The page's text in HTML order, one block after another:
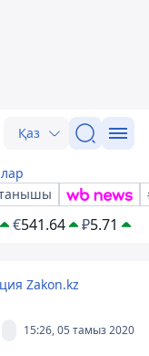
Қаз
€541.64 ₽5.71
Zakon.kz
15:26, 05 тамыз 2020